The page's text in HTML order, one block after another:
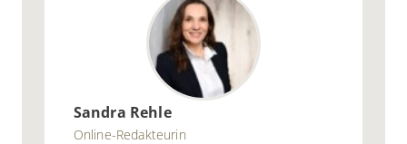
Sandra Rehle
Online-Redakteurin